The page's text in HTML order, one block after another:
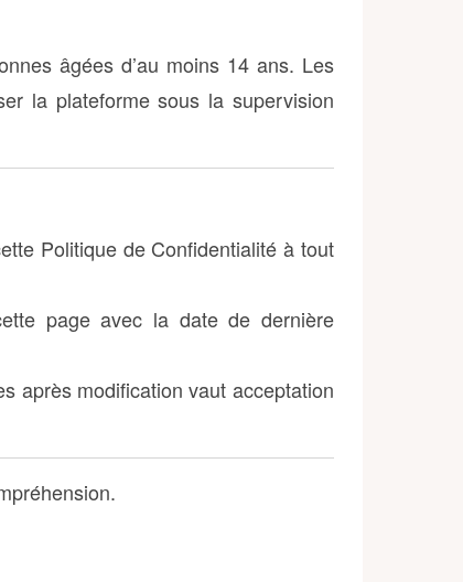
âgées d’au moins 14 ans. Les
la plateforme sous la supervision
Politique de Confidentialité à tout
page avec la date de dernière
après modification vaut acceptation